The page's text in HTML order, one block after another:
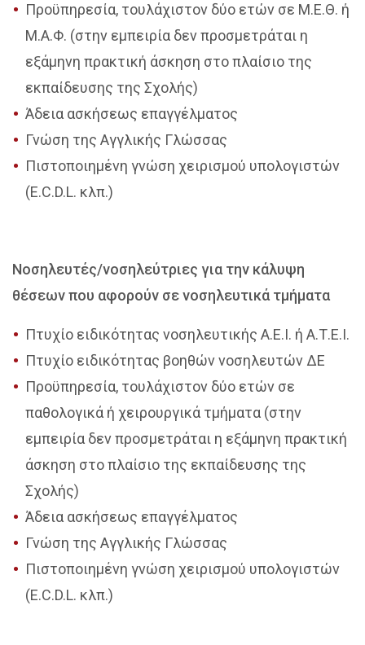
Προϋπηρεσία, τουλάχιστον δύο ετών σε Μ.Ε.Θ. ή
Μ.Α.Φ. (στην εμπειρία δεν προσμετράται η
εξάμηνη πρακτική άσκηση στο πλαίσιο της
εκπαίδευσης της Σχολής)
Άδεια ασκήσεως επαγγέλματος
Γνώση της Αγγλικής Γλώσσας
Πιστοποιημένη γνώση χειρισμού υπολογιστών
(E.C.D.L. κλπ.)
Νοσηλευτές/νοσηλεύτριες για την κάλυψη
θέσεων που αφορούν σε νοσηλευτικά τμήματα
Πτυχίο ειδικότητας νοσηλευτικής Α.Ε.Ι. ή Α.Τ.Ε.Ι.
Πτυχίο ειδικότητας βοηθών νοσηλευτών ΔΕ
Προϋπηρεσία, τουλάχιστον δύο ετών σε
παθολογικά ή χειρουργικά τμήματα (στην
εμπειρία δεν προσμετράται η εξάμηνη πρακτική
άσκηση στο πλαίσιο της εκπαίδευσης της
Σχολής)
Άδεια ασκήσεως επαγγέλματος
Γνώση της Αγγλικής Γλώσσας
Πιστοποιημένη γνώση χειρισμού υπολογιστών
(E.C.D.L. κλπ.)